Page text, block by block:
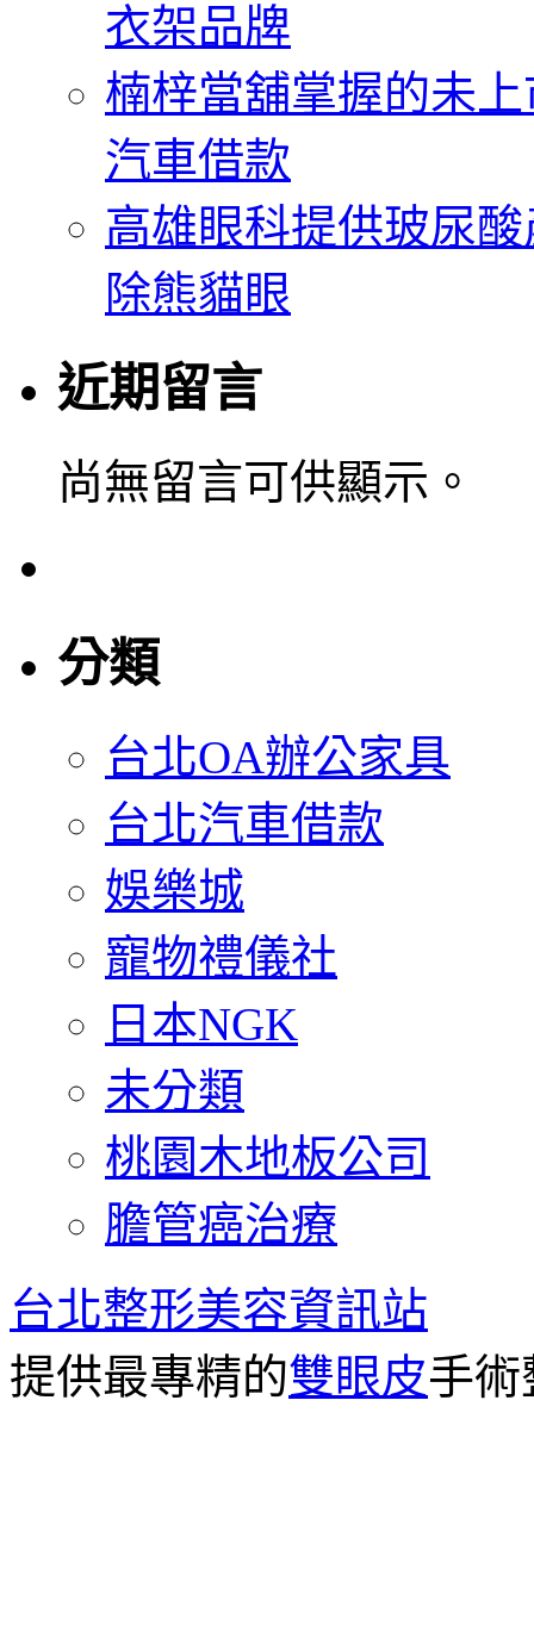
衣架品牌
楠梓當舖掌握的未
汽車借款
高雄眼科提供玻尿
除熊貓眼
近期留言
尚無留言可供顯示。
分類
台北OA辦公家具
台北汽車借款
娛樂城
寵物禮儀社
日本NGK
未分類
桃園木地板公司
膽管癌治療
台北整形美容資訊站
提供最專精的雙眼皮手術